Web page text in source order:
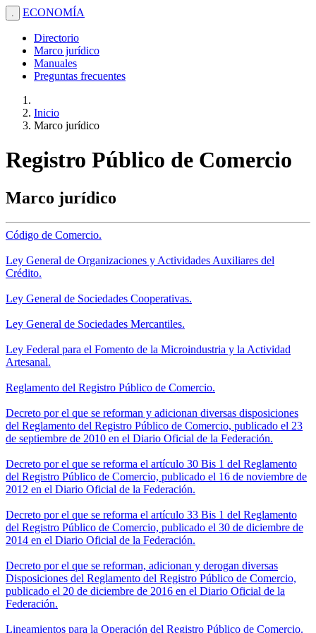
. ECONOMÍA
Directorio
Marco jurídico
Manuales
Preguntas frecuentes
Inicio
Marco jurídico
Registro Público de Comercio
Marco jurídico
Código de Comercio.
Ley General de Organizaciones y Actividades Auxiliares del
Crédito.
Ley General de Sociedades Cooperativas.
Ley General de Sociedades Mercantiles.
Ley Federal para el Fomento de la Microindustria y la Actividad
Artesanal.
Reglamento del Registro Público de Comercio.
Decreto por el que se reforman y adicionan diversas disposiciones
del Reglamento del Registro Público de Comercio, publicado el 23
de septiembre de 2010 en el Diario Oficial de la Federación.
Decreto por el que se reforma el artículo 30 Bis 1 del Reglamento
del Registro Público de Comercio, publicado el 16 de noviembre de
2012 en el Diario Oficial de la Federación.
Decreto por el que se reforma el artículo 33 Bis 1 del Reglamento
del Registro Público de Comercio, publicado el 30 de diciembre de
2014 en el Diario Oficial de la Federación.
Decreto por el que se reforman, adicionan y derogan diversas
Disposiciones del Reglamento del Registro Público de Comercio,
publicado el 20 de diciembre de 2016 en el Diario Oficial de la
Federación.
Lineamientos para la Operación del Registro Público de Comercio.